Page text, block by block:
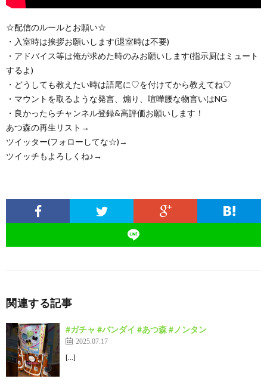
☆配信のルールとお願い☆
・入室時は挨拶お願いします(退室時は不要)
・アドバイス等は俺が求めた時のみお願いします(指示厨はミュート
するよ)
・どうしても教えたい時は語尾に♡を付けてから教えてね♡
・マウントを取るような発言、煽り、喧嘩腰な物言いはNG
・良かったらチャンネル登録&高評価お願いします！
あつ森の再生リスト→
ツイッター(フォローしてな☆)→
ツイッチもよろしくね♪→
関連する記事
#ガチャ #バンダイ #あつ森 #ノンタン
2025.07.17
[…]